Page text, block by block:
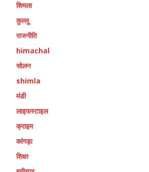
शिमला
कुल्लू
राजनीति
himachal
सोलन
shimla
मंडी
लाइफस्टाइल
क्राइम
कांगड़ा
शिक्षा